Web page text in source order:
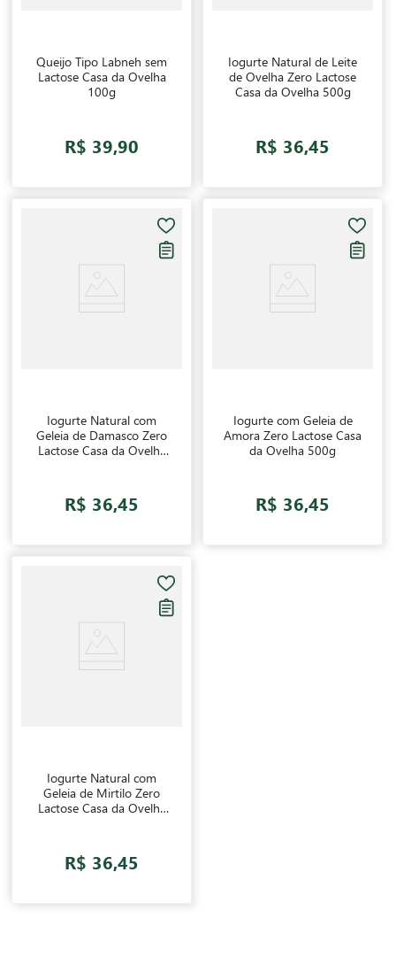
Queijo Tipo Labneh sem
Lactose Casa da Ovelha
100g
R$ 39,90
Iogurte Natural de Leite
de Ovelha Zero Lactose
Casa da Ovelha 500g
R$ 36,45
Iogurte Natural com
Geleia de Damasco Zero
Lactose Casa da Ovelha
R$ 36,45
Iogurte com Geleia de
Amora Zero Lactose Casa
da Ovelha 500g
R$ 36,45
Iogurte Natural com
Geleia de Mirtilo Zero
Lactose Casa da Ovelha
R$ 36,45